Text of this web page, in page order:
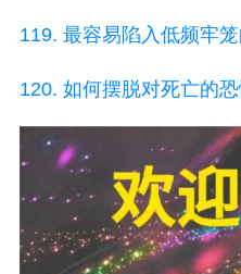
119. 最容易陷入低频牢
120. 如何摆脱对死亡的恐